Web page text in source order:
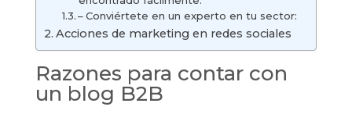
– Conviértete en un experto en tu sector:
Acciones de marketing en redes sociales
Razones para contar con
un blog B2B